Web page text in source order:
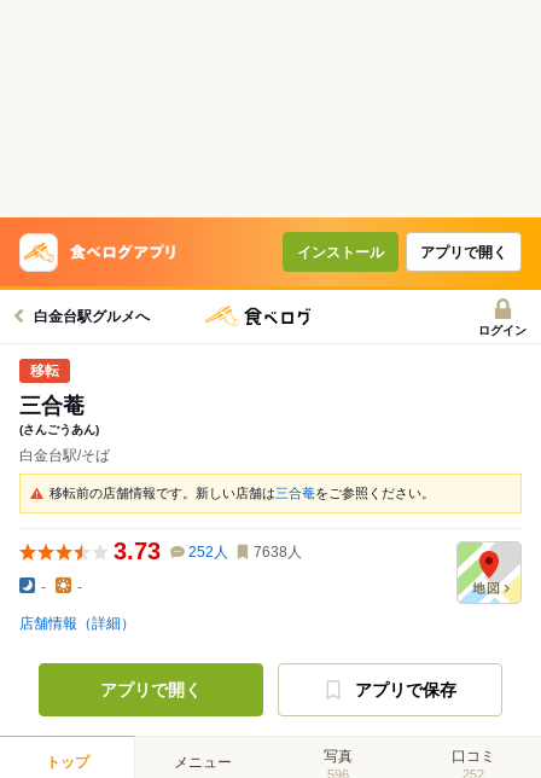
インストール アプリで開く
白金台駅グルメへ
ログイン
三合菴
(さんごうあん)
白金台駅/そば
移転前の店舗情報です。新しい店舗は三合菴をご参照ください。
3.73 252 人 7638 人
- -
店舗情報（詳細）
アプリで開く アプリで保存
トップ メニュー 写真
596
口コミ
252